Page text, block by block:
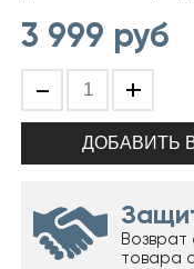
3 999 руб
- +
Возврат
товара